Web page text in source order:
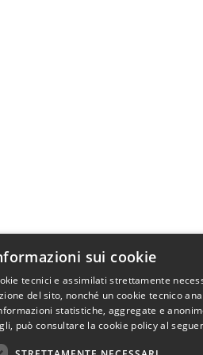
sui cookie
tecnici e assimilati strettamente
del sito, nonché un cookie tecnico
statistiche, aggregate e
può consultare la cookie policy al